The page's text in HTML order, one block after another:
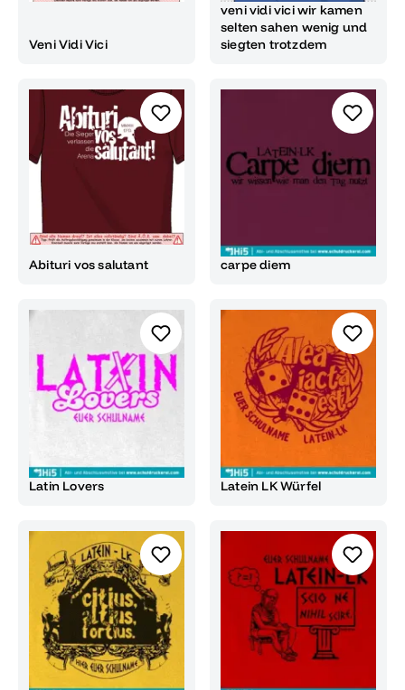
Veni Vidi Vici
veni vidi vici wir kamen
selten sahen wenig und
siegten trotzdem
Abituri vos salutant carpe diem
Latin Lovers Latein LK Würfel